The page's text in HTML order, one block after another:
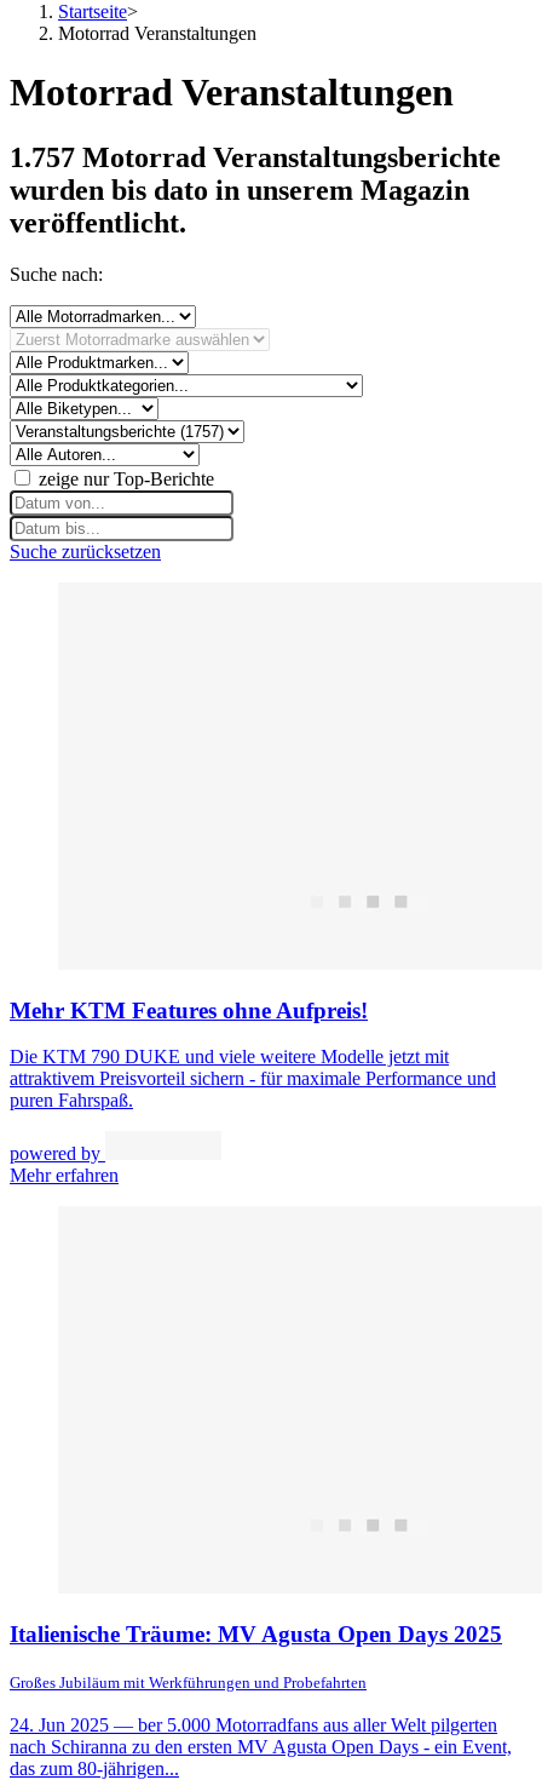
Startseite>
Motorrad Veranstaltungen
Motorrad Veranstaltungen
1.757 Motorrad Veranstaltungsberichte
wurden bis dato in unserem Magazin
veröffentlicht.
Suche nach:
zeige nur Top-Berichte
Suche zurücksetzen
Mehr KTM Features ohne Aufpreis!
Die KTM 790 DUKE und viele weitere Modelle jetzt mit
attraktivem Preisvorteil sichern - für maximale Performance und
puren Fahrspaß.
powered by
Mehr erfahren
Italienische Träume: MV Agusta Open Days 2025
Großes Jubiläum mit Werkführungen und Probefahrten
24. Jun 2025 — ber 5.000 Motorradfans aus aller Welt pilgerten
nach Schiranna zu den ersten MV Agusta Open Days - ein Event,
das zum 80-jährigen...